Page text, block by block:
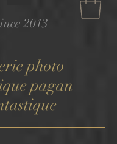
2013
photo
pagan